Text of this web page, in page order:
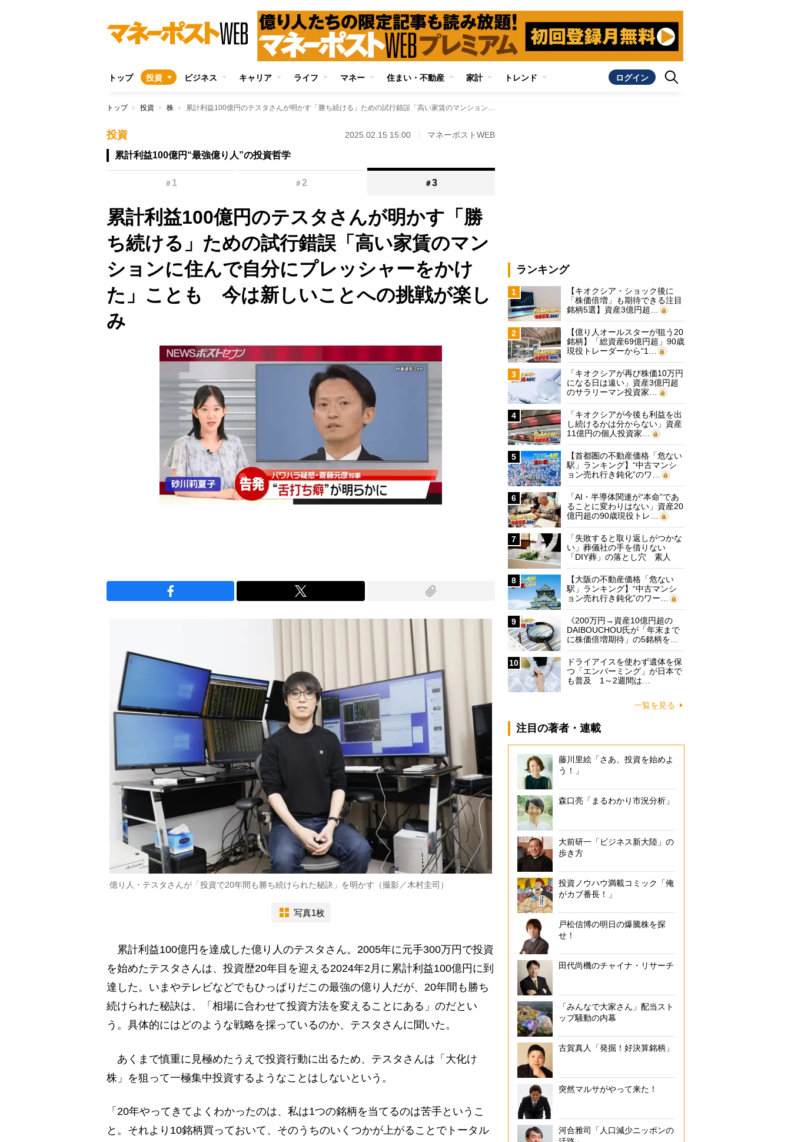
トップ 投資 ビジネス キャリア ライフ マネー 住まい・不動産 家計 トレンド ログイン
トップ 投資 株 累計利益100億円のテスタさんが明かす「勝ち続ける」ための試行錯誤「高い家賃のマンションに住んで自分にプレッシャーをかけた」ことも 今は新しいことへの挑戦が楽しみ
投資 2025.02.15 15:00 マネーポストWEB
累計利益100億円“最強億り人”の投資哲学
＃ 1 ＃2 ＃3
累計利益100億円のテスタさんが明かす「勝
ち続ける」ための試行錯誤「高い家賃のマン
ションに住んで自分にプレッシャーをかけ
た」ことも 今は新しいことへの挑戦が楽し
み
億り人・テスタさんが「投資で20年間も勝ち続けられた秘訣」を明かす（撮影／木村圭司）
写真1枚
累計利益100億円を達成した億り人のテスタさん。2005年に元手300万円で投資
を始めたテスタさんは、投資歴20年目を迎える2024年2月に累計利益100億円に到
達した。いまやテレビなどでもひっぱりだこの最強の億り人だが、20年間も勝ち
続けられた秘訣は、「相場に合わせて投資方法を変えることにある」のだとい
う。具体的にはどのような戦略を採っているのか、テスタさんに聞いた。
あくまで慎重に見極めたうえで投資行動に出るため、テスタさんは「大化け
株」を狙って一極集中投資するようなことはしないという。
「20年やってきてよくわかったのは、私は1つの銘柄を当てるのは苦手というこ
と。それより10銘柄買っておいて、そのうちのいくつかが上がることでトータル
ランキング
1
【キオクシア・ショック後に
「株価倍増」も期待できる注目
銘柄5選】資産3億円超…
2
【億り人オールスターが狙う20
銘柄】「総資産69億円超」90歳
現役トレーダーから“1…
3
「キオクシアが再び株価10万円
になる日は遠い」資産3億円超
のサラリーマン投資家…
4
「キオクシアが今後も利益を出
し続けるかは分からない」資産
11億円の個人投資家…
5
【首都圏の不動産価格「危ない
駅」ランキング】“中古マンシ
ョン売れ行き鈍化”のワ…
6
「AI・半導体関連が“本命”であ
ることに変わりはない」資産20
億円超の90歳現役トレ…
7
「失敗すると取り返しがつかな
い」葬儀社の手を借りない
「DIY葬」の落とし穴 素人
に…
8
【大阪の不動産価格「危ない
駅」ランキング】“中古マンシ
ョン売れ行き鈍化”のワー…
9
《200万円→資産10億円超の
DAIBOUCHOU氏が「年末まで
に株価倍増期待」の5銘柄を…
10
ドライアイスを使わず遺体を保
つ「エンバーミング」が日本で
も普及 1～2週間は…
一覧を見る
注目の著者・連載
藤川里絵「さあ、投資を始めよ
う！」
森口亮「まるわかり市況分析」
大前研一「ビジネス新大陸」の
歩き方
投資ノウハウ満載コミック「俺
がカブ番長！」
戸松信博の明日の爆騰株を探
せ！
田代尚機のチャイナ・リサーチ
「みんなで大家さん」配当スト
ップ騒動の内幕
古賀真人「発掘！好決算銘柄」
突然マルサがやって来た！
河合雅司「人口減少ニッポンの